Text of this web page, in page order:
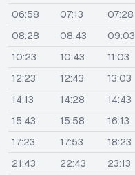
06:58
07:13 07:28
08:28
08:43 09:03
10:23
10:43 11:03
12:23
12:43 13:03
14:13
14:28 14:43
15:43
15:58 16:13
17:23
17:53 18:23
21:43
22:43
23:13